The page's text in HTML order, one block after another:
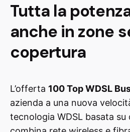
Tutta la
anche in zone
copertura
L’offerta 100 Top WDSL
azienda a una nuova
tecnologia WDSL basata